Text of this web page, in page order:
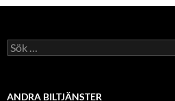
Sök
efter:
ANDRA BILTJÄNSTER